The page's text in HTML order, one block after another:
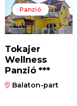
Panzió
Tokajer
Wellness
Panzió ***
Balaton-part